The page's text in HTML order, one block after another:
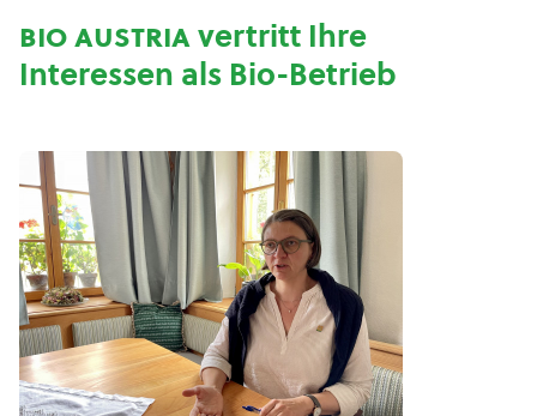
bio austriavertritt Ihre
Interessen als Bio-Betrieb